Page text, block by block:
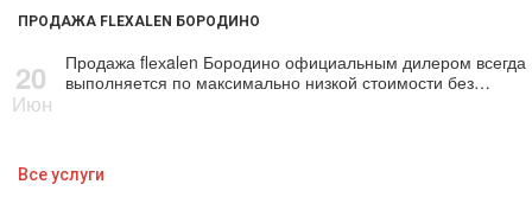
ПРОДАЖА FLEXALEN БОРОДИНО
20
Июн
Продажа flехalеn Бородино официальным дилером всегда
выполняется по максимально низкой стоимости без…
Все услуги